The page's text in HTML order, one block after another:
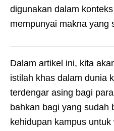
digunakan dalam
mempunyai makna yang
Dalam artikel ini, kita
istilah khas dalam dunia
terdengar asing bagi
bahkan bagi yang sudah
kehidupan kampus